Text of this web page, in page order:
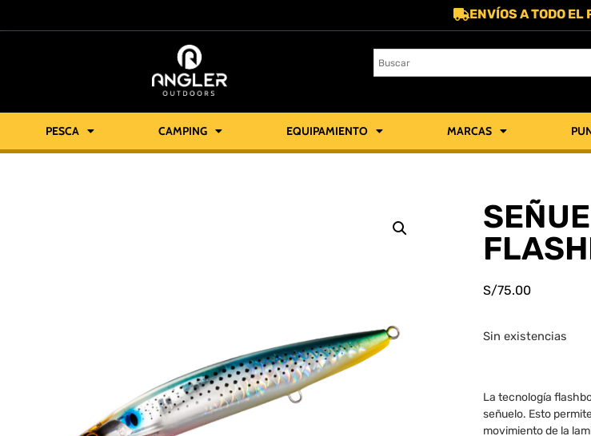
ENVÍOS A TODO EL
PESCA CAMPING EQUIPAMIENTO MARCAS
S/75.00
Sin existencias
La tecnología
señuelo. Esto
movimiento de la